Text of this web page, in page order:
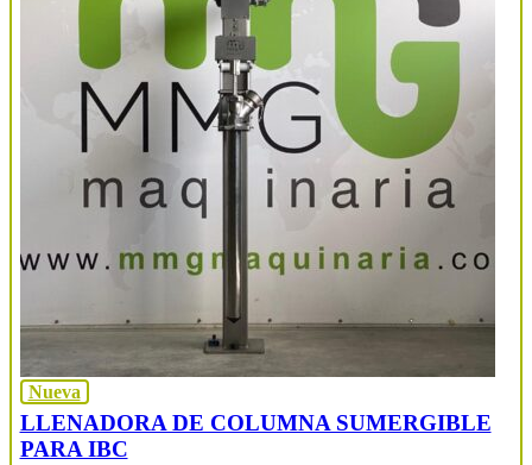
Nueva
LLENADORA DE COLUMNA SUMERGIBLE
PARA IBC